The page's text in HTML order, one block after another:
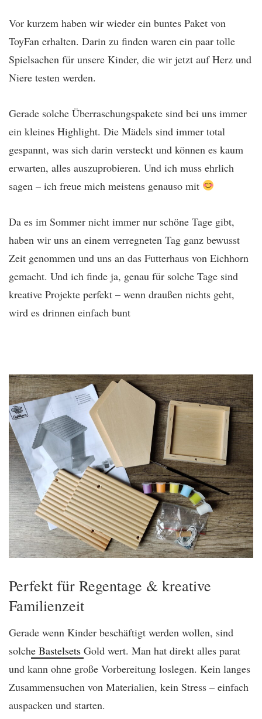
Vor kurzem haben wir wieder ein buntes Paket von
ToyFan erhalten. Darin zu finden waren ein paar tolle
Spielsachen für unsere Kinder, die wir jetzt auf Herz und
Niere testen werden.
Gerade solche Überraschungspakete sind bei uns immer
ein kleines Highlight. Die Mädels sind immer total
gespannt, was sich darin versteckt und können es kaum
erwarten, alles auszuprobieren. Und ich muss ehrlich
sagen – ich freue mich meistens genauso mit
Da es im Sommer nicht immer nur schöne Tage gibt,
haben wir uns an einem verregneten Tag ganz bewusst
Zeit genommen und uns an das Futterhaus von Eichhorn
gemacht. Und ich finde ja, genau für solche Tage sind
kreative Projekte perfekt – wenn draußen nichts geht,
wird es drinnen einfach bunt
Perfekt für Regentage & kreative
Familienzeit
Gerade wenn Kinder beschäftigt werden wollen, sind
solche Bastelsets Gold wert. Man hat direkt alles parat
und kann ohne große Vorbereitung loslegen. Kein langes
Zusammensuchen von Materialien, kein Stress – einfach
auspacken und starten.